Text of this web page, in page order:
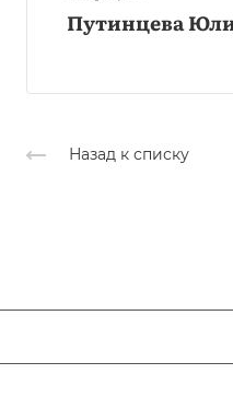
Путинцева
Назад к списку